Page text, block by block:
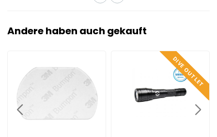
Andere haben auch gekauft
DIVE OUTLET